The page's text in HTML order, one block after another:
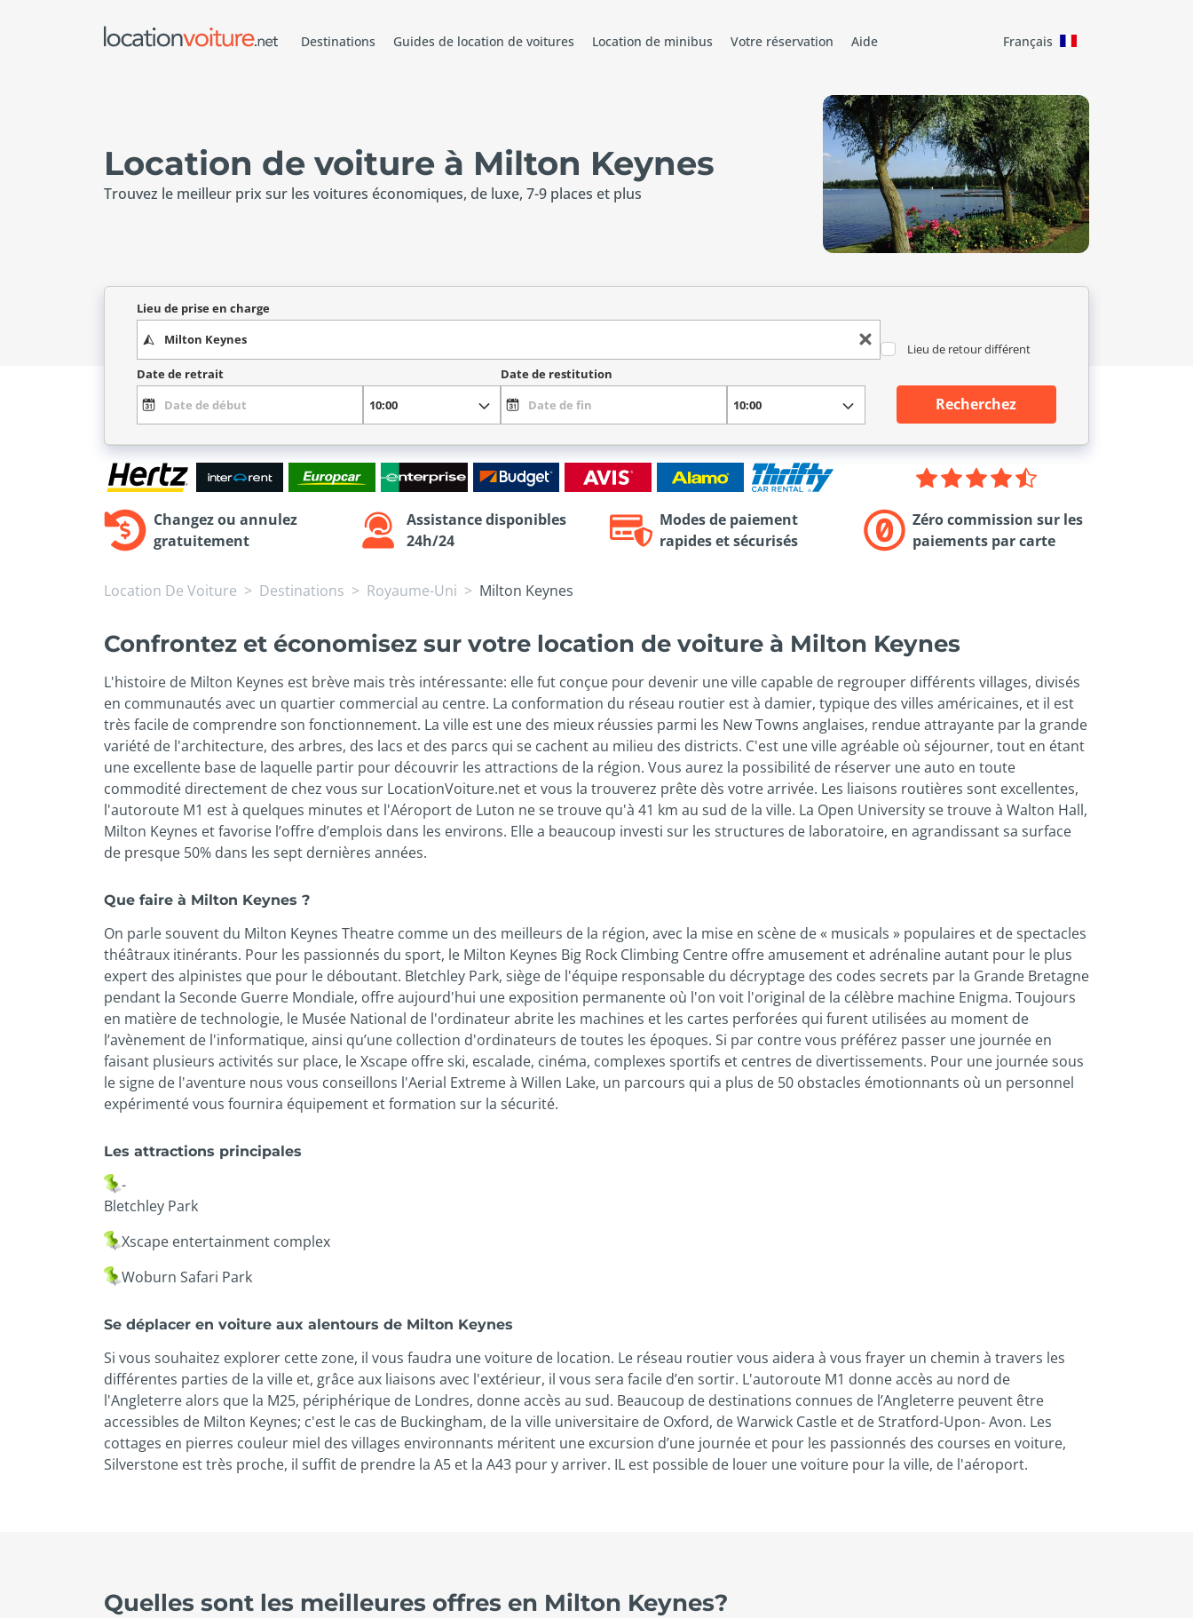
Destinations Guides de location de voitures Location de minibus Votre réservation Aide Français
Location de voiture à Milton Keynes
Trouvez le meilleur prix sur les voitures économiques, de luxe, 7-9 places et plus
Lieu de prise en charge
Lieu de retour différent
Date de retrait
Date de restitution
Recherchez
Changez ou annulez
gratuitement
Assistance disponibles
24h/24
Modes de paiement
rapides et sécurisés
Zéro commission sur les
paiements par carte
Location De Voiture Destinations Royaume-Uni Milton Keynes
Confrontez et économisez sur votre location de voiture à Milton Keynes
L'histoire de Milton Keynes est brève mais très intéressante: elle fut conçue pour devenir une ville capable de regrouper différents villages, divisés
en communautés avec un quartier commercial au centre. La conformation du réseau routier est à damier, typique des villes américaines, et il est
très facile de comprendre son fonctionnement. La ville est une des mieux réussies parmi les New Towns anglaises, rendue attrayante par la grande
variété de l'architecture, des arbres, des lacs et des parcs qui se cachent au milieu des districts. C'est une ville agréable où séjourner, tout en étant
une excellente base de laquelle partir pour découvrir les attractions de la région. Vous aurez la possibilité de réserver une auto en toute
commodité directement de chez vous sur LocationVoiture.net et vous la trouverez prête dès votre arrivée. Les liaisons routières sont excellentes,
l'autoroute M1 est à quelques minutes et l'Aéroport de Luton ne se trouve qu'à 41 km au sud de la ville. La Open University se trouve à Walton Hall,
Milton Keynes et favorise l’offre d’emplois dans les environs. Elle a beaucoup investi sur les structures de laboratoire, en agrandissant sa surface
de presque 50% dans les sept dernières années.
Que faire à Milton Keynes ?
On parle souvent du Milton Keynes Theatre comme un des meilleurs de la région, avec la mise en scène de « musicals » populaires et de spectacles
théâtraux itinérants. Pour les passionnés du sport, le Milton Keynes Big Rock Climbing Centre offre amusement et adrénaline autant pour le plus
expert des alpinistes que pour le déboutant. Bletchley Park, siège de l'équipe responsable du décryptage des codes secrets par la Grande Bretagne
pendant la Seconde Guerre Mondiale, offre aujourd'hui une exposition permanente où l'on voit l'original de la célèbre machine Enigma. Toujours
en matière de technologie, le Musée National de l'ordinateur abrite les machines et les cartes perforées qui furent utilisées au moment de
l’avènement de l'informatique, ainsi qu’une collection d'ordinateurs de toutes les époques. Si par contre vous préférez passer une journée en
faisant plusieurs activités sur place, le Xscape offre ski, escalade, cinéma, complexes sportifs et centres de divertissements. Pour une journée sous
le signe de l'aventure nous vous conseillons l'Aerial Extreme à Willen Lake, un parcours qui a plus de 50 obstacles émotionnants où un personnel
expérimenté vous fournira équipement et formation sur la sécurité.
Les attractions principales
-
Bletchley Park
Xscape entertainment complex
Woburn Safari Park
Se déplacer en voiture aux alentours de Milton Keynes
Si vous souhaitez explorer cette zone, il vous faudra une voiture de location. Le réseau routier vous aidera à vous frayer un chemin à travers les
différentes parties de la ville et, grâce aux liaisons avec l'extérieur, il vous sera facile d’en sortir. L'autoroute M1 donne accès au nord de
l'Angleterre alors que la M25, périphérique de Londres, donne accès au sud. Beaucoup de destinations connues de l’Angleterre peuvent être
accessibles de Milton Keynes; c'est le cas de Buckingham, de la ville universitaire de Oxford, de Warwick Castle et de Stratford-Upon- Avon. Les
cottages en pierres couleur miel des villages environnants méritent une excursion d’une journée et pour les passionnés des courses en voiture,
Silverstone est très proche, il suffit de prendre la A5 et la A43 pour y arriver. IL est possible de louer une voiture pour la ville, de l'aéroport.
Quelles sont les meilleures offres en Milton Keynes?